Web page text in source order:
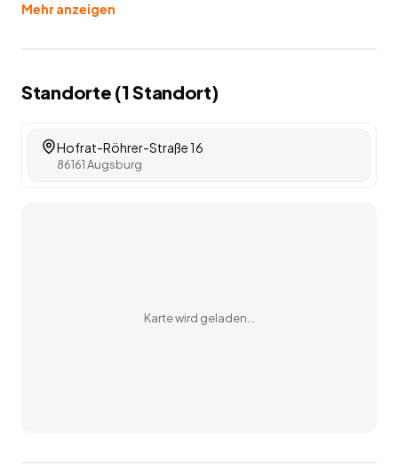
Mehr anzeigen
Standorte (1Standort)
Hofrat-Röhrer-Straße 16
86161 Augsburg
Karte wird geladen…